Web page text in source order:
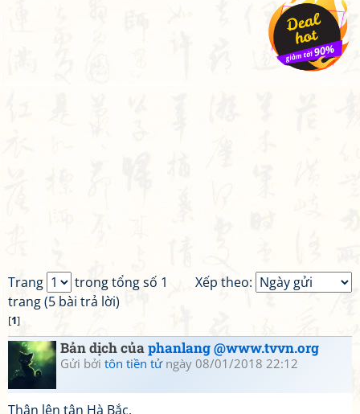
Xếp theo:
Trang
trong tổng số 1
trang (5 bài trả lời)
[1]
Bản dịch củaphanlang @www.tvvn.org
Gửi bởi tôn tiền tửngày 08/01/2018 22:12
Thân lên tận Hà Bắc,